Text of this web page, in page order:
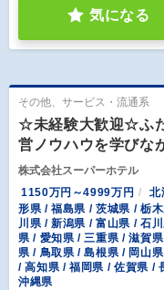
気になる
その他、サービス・流通系
☆未経験大歓迎☆ふ
営ノウハウを学びな
株式会社スーパーホテル
1150万円～4999万円
北
形県 / 福島県 / 茨城県 / 栃
川県 / 新潟県 / 富山県 / 石
県 / 愛知県 / 三重県 / 滋賀
県 / 鳥取県 / 島根県 / 岡山
/ 高知県 / 福岡県 / 佐賀県 /
沖縄県